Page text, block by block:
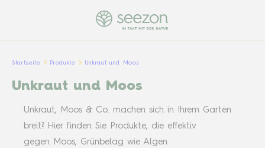
Startseite Produkte Unkraut und Moos
Unkraut und Moos
Unkraut, Moos & Co. machen sich in Ihrem Garten
breit? Hier finden Sie Produkte, die effektiv
gegen Moos, Grünbelag wie Algen